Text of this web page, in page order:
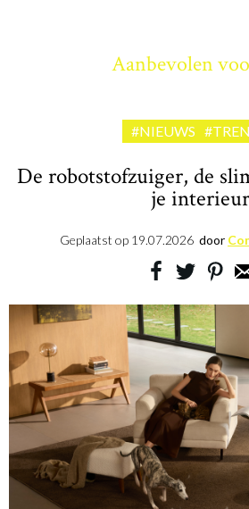
Aanbevolen
#NIEUWS
De robotstofzuiger, de
je interieur
Geplaatst op 19.07.2026 door